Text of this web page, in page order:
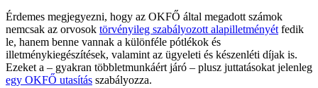
Érdemes megjegyezni, hogy az OKFŐ által megadott számok
nemcsak az orvosok törvényileg szabályozott alapilletményét fedik
le, hanem benne vannak a különféle pótlékok és
illetménykiegészítések, valamint az ügyeleti és készenléti díjak is.
Ezeket a – gyakran többletmunkáért járó – plusz juttatásokat jelenleg
egy OKFŐ utasítás szabályozza.